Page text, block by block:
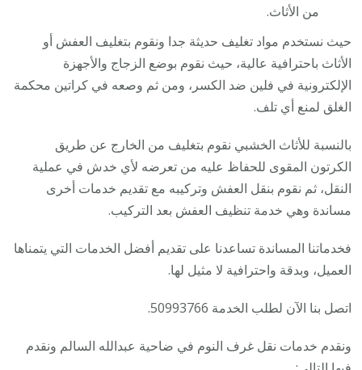
من الأثاث.
حيث نستخدم مواد تغليف حديثة جدا ونقوم بتغليف العفش أو
الأثاث باحترافية عالية، حيث نقوم بوضع الزجاج والأجهزة
الإلكترونية في فلين ضد الكسر، ومن ثم وصعه في كراتين محكمة
الغلق لمنع أي تلف.
بالنسبة للأثاث الخشبي نقوم بتغليف من الخارج عن طريق
الكرتون المقوى للحفاظ عليه من تعرضه لأي خدش في عملية
النقل، ثم نقوم بنقل العفش وتركيبه مع تقديم خدمات أخرى
مساندة وهي خدمة تنظيف العفش بعد التركيب.
فخدماتنا المساندة تساعدنا على تقديم أفضل الخدمات التي يتمناها
العميل، وبدقة واحترافية لا مثيل لها.
اتصل بنا الآن لطلب الخدمة 50993766.
ونقدم خدمات نقل غرف النوم في ضاحية عبدالله السالم ونقدم